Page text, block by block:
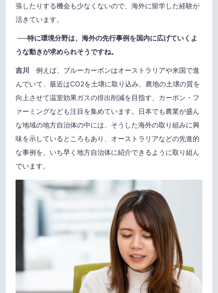
張したりする機会も少なくないので、海外に留学した経験が
活きています。
──特に環境分野は、海外の先行事例を国内に広げていくよ
うな動きが求められそうですね。
吉川 例えば、ブルーカーボンはオーストラリアや米国で進
んでいて、最近はCO2を土壌に取り込み、農地の土壌の質を
向上させて温室効果ガスの排出削減を目指す、カーボン・フ
ァーミングなども注目を集めています。日本でも農業が盛ん
な地域の地方自治体の中には、そうした海外の取り組みに興
味を示しているところもあり、オーストラリアなどの先進的
な事例を、いち早く地方自治体に紹介できるように取り組ん
でいます。